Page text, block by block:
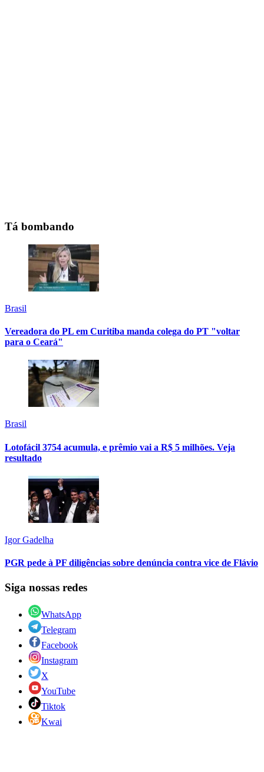
Tá bombando
Brasil
Vereadora do PL em Curitiba manda colega do PT "voltar
para o Ceará"
Brasil
Lotofácil 3754 acumula, e prêmio vai a R$ 5 milhões. Veja
resultado
Igor Gadelha
PGR pede à PF diligências sobre denúncia contra vice de Flávio
Siga nossas redes
WhatsApp
Telegram
Facebook
Instagram
X
YouTube
Tiktok
Kwai